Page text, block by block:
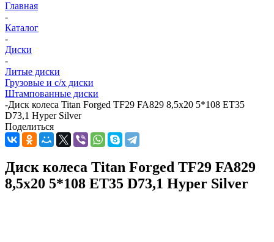
Главная
-
Каталог
-
Диски
-
Литые диски
Грузовые и с/х диски
Штампованные диски
-Диск колеса Titan Forged TF29 FA829 8,5x20 5*108 ET35
D73,1 Hyper Silver
Поделиться
Диск колеса Titan Forged TF29 FA829
8,5x20 5*108 ET35 D73,1 Hyper Silver